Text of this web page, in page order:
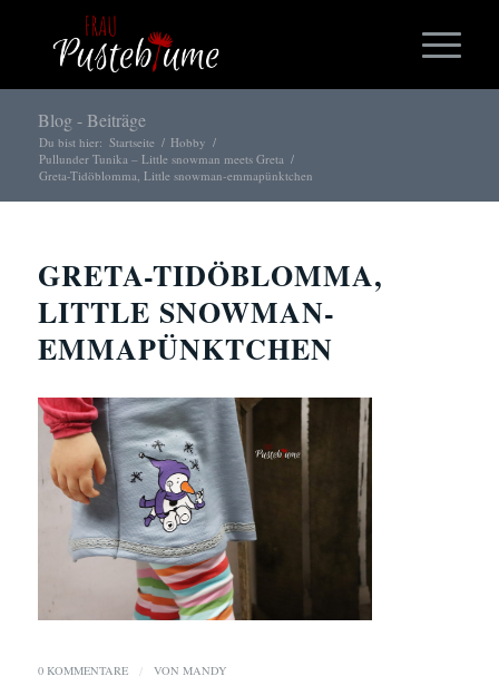
Blog - Beiträge
Du bist hier: Startseite / Hobby /
Pullunder Tunika – Little snowman meets Greta /
Greta-Tidöblomma, Little snowman-emmapünktchen
GRETA-TIDÖBLOMMA,
LITTLE SNOWMAN-
EMMAPÜNKTCHEN
0 KOMMENTARE / VON MANDY